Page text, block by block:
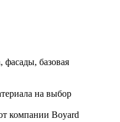
фасады, базовая
на выбор
компании Boyard